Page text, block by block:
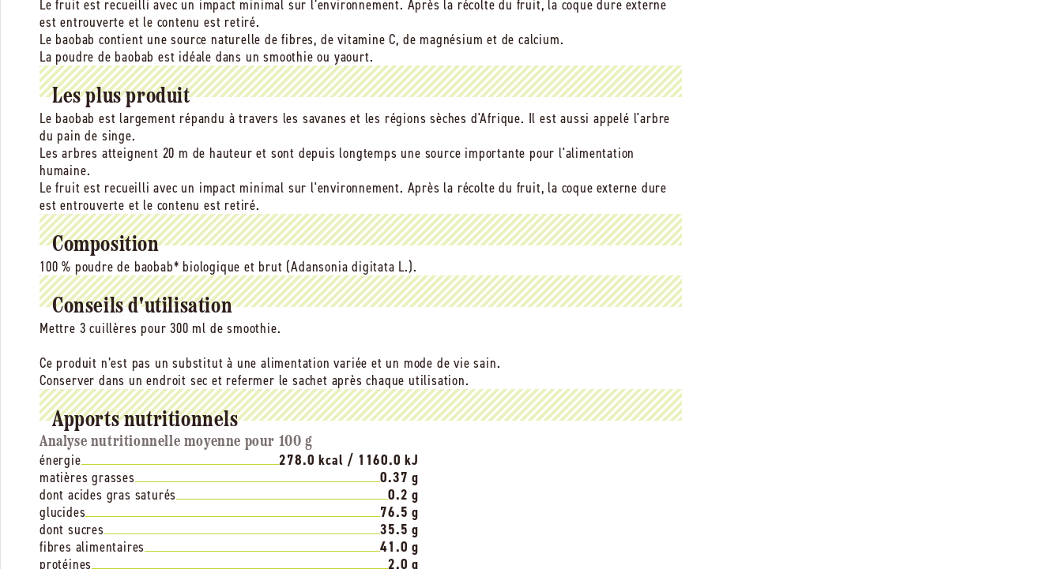
Le fruit est recueilli avec un impact minimal sur l’environnement. Après la récolte du fruit, la coque dure externe
est entrouverte et le contenu est retiré.
Le baobab contient une source naturelle de fibres, de vitamine C, de magnésium et de calcium.
La poudre de baobab est idéale dans un smoothie ou yaourt.
Les plus produit
Le baobab est largement répandu à travers les savanes et les régions sèches d'Afrique. Il est aussi appelé l'arbre
du pain de singe.
Les arbres atteignent 20 m de hauteur et sont depuis longtemps une source importante pour l'alimentation
humaine.
Le fruit est recueilli avec un impact minimal sur l'environnement. Après la récolte du fruit, la coque externe dure
est entrouverte et le contenu est retiré.
Composition
100 % poudre de baobab* biologique et brut (Adansonia digitata L.).
Conseils d'utilisation
Mettre 3 cuillères pour 300 ml de smoothie.
Ce produit n’est pas un substitut à une alimentation variée et un mode de vie sain.
Conserver dans un endroit sec et refermer le sachet après chaque utilisation.
Apports nutritionnels
Analyse nutritionnelle moyenne pour 100 g
énergie
278.0 kcal / 1160.0 kJ
matières grasses
0.37 g
dont acides gras saturés
0.2 g
glucides
76.5 g
dont sucres
35.5 g
fibres alimentaires
41.0 g
protéines
2.0 g